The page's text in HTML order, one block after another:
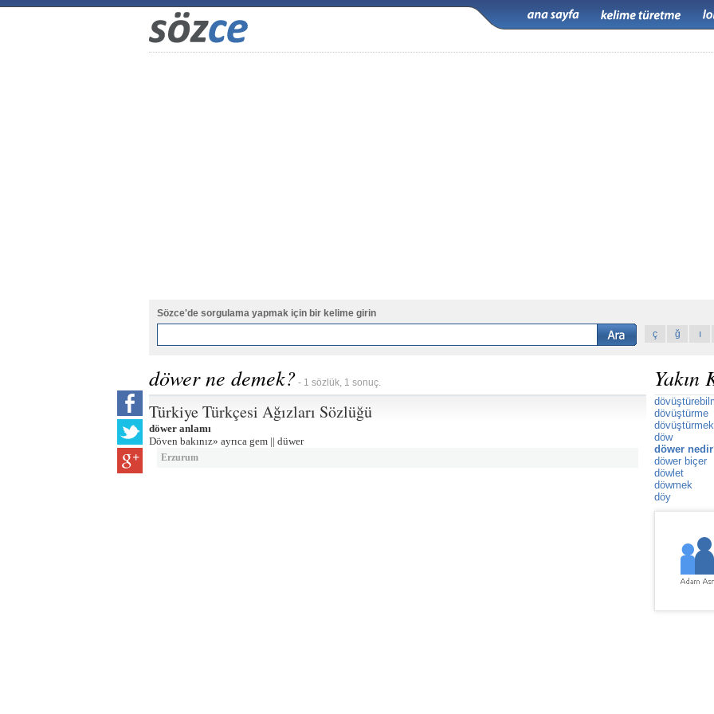
Sözce'de sorgulama yapmak için bir kelime girin
ç
ğ ı
döwer ne demek? - 1 sözlük, 1 sonuç.
Türkiye Türkçesi Ağızları Sözlüğü
döwer anlamı
Döven bakınız» ayrıca gem || düwer
Erzurum
Yakın
dövüştürme
dövüştürmek
döw
döwer
döwer biçer
döwlet
döwmek
döy